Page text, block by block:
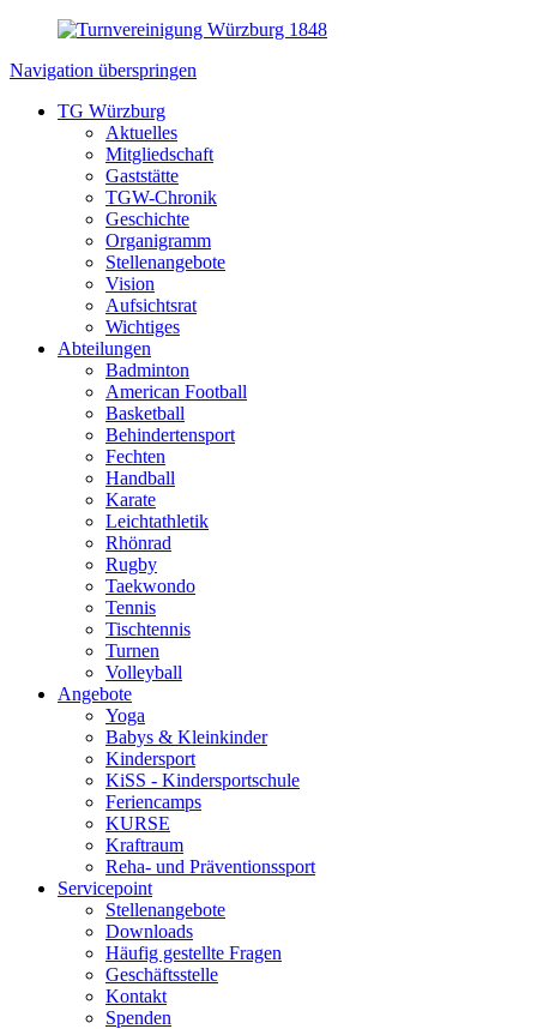
Navigation überspringen
TG Würzburg
Aktuelles
Mitgliedschaft
Gaststätte
TGW-Chronik
Geschichte
Organigramm
Stellenangebote
Vision
Aufsichtsrat
Wichtiges
Abteilungen
Badminton
American Football
Basketball
Behindertensport
Fechten
Handball
Karate
Leichtathletik
Rhönrad
Rugby
Taekwondo
Tennis
Tischtennis
Turnen
Volleyball
Angebote
Yoga
Babys & Kleinkinder
Kindersport
KiSS - Kindersportschule
Feriencamps
KURSE
Kraftraum
Reha- und Präventionssport
Servicepoint
Stellenangebote
Downloads
Häufig gestellte Fragen
Geschäftsstelle
Kontakt
Spenden